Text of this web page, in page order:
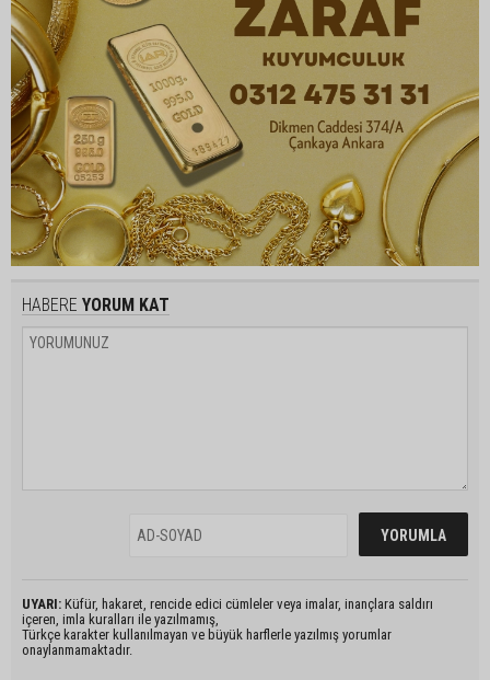
HABERE YORUM KAT
UYARI: Küfür, hakaret, rencide edici cümleler veya imalar, inançlara saldırı
içeren, imla kuralları ile yazılmamış,
Türkçe karakter kullanılmayan ve büyük harflerle yazılmış yorumlar
onaylanmamaktadır.